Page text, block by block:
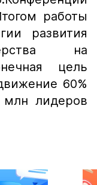
работы
развития
на
цель
60%
млн лидеров